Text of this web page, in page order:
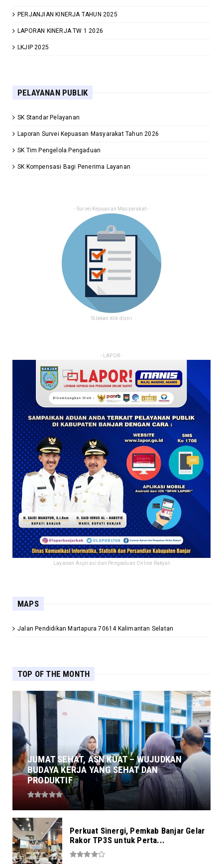
PERJANJIAN KINERJA TAHUN 2025
LAPORAN KINERJA TW 1 2026
LKJIP 2025
PELAYANAN PUBLIK
SK Standar Pelayanan
Laporan Survei Kepuasan Masyarakat Tahun 2026
SK Tim Pengelola Pengaduan
SK Kompensasi Bagi Penerima Layanan
- Survei Kepuasan Masyarakat -
Silakan klik disni
- LAPOR -
Layanan Aspirasi dan Pengaduan Online Rakyat
MAPS
Jalan Pendidikan Martapura 70614 Kalimantan Selatan
TOP OF THE MONTH
JUMAT SEHAT, ASN KUAT – WUJUDKAN
BUDAYA KERJA YANG SEHAT DAN
PRODUKTIF
Perkuat Sinergi, Pemkab Banjar Gelar
Rakor TP3S untuk Perta...